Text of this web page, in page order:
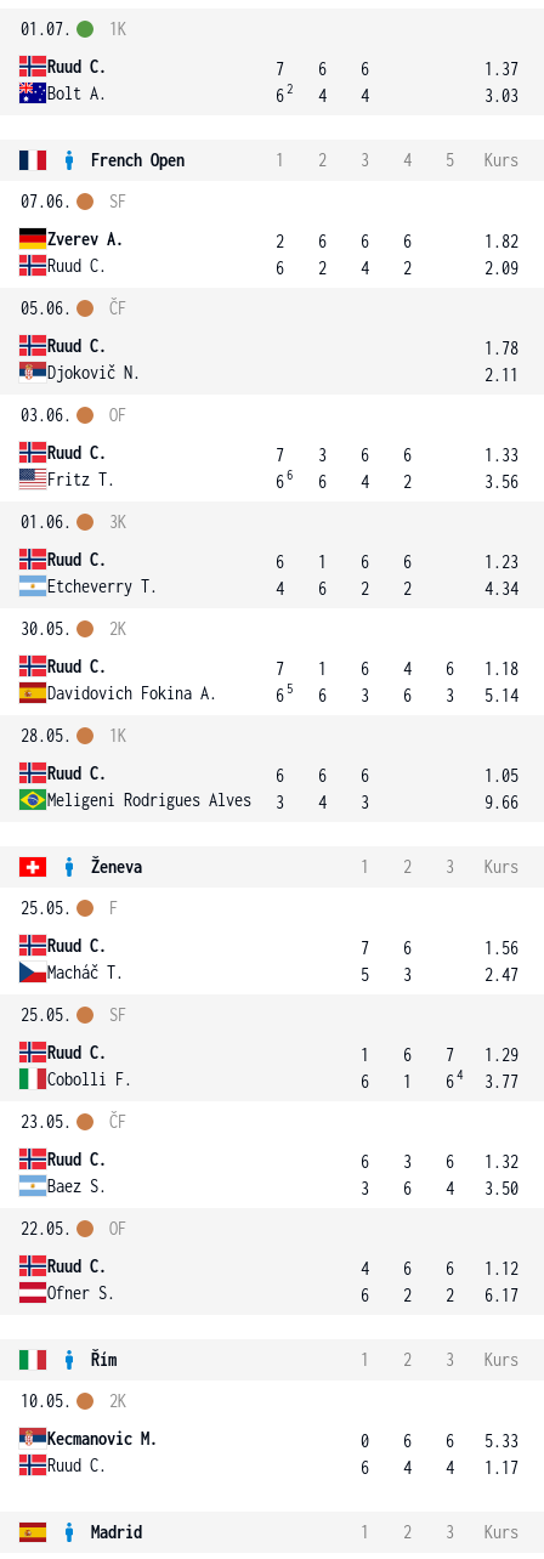
01.07.
Ruud C.
Bolt A.
1K
7
62
6
4
6
4
1.37
3.03
French Open 1 2 3 4 5
Kurs
07.06.
Zverev A.
Ruud C.
SF
2
6
6
2
6
4
6
2
1.82
2.09
05.06.
Ruud C.
Djokovič N.
ČF
1.78
2.11
03.06.
Ruud C.
Fritz T.
OF
7
66
3
6
6
4
6
2
1.33
3.56
01.06.
Ruud C.
Etcheverry T.
3K
6
4
1
6
6
2
6
2
1.23
4.34
30.05.
Ruud C.
Davidovich Fokina A.
2K
7
6 5
1
6
6
3
4
6
6
3
1.18
5.14
28.05.
Ruud C.
Meligeni Rodrigues Alves F.
1K
6
3
6
4
6
3
1.05
9.66
Ženeva 1 2 3
Kurs
25.05.
Ruud C.
Macháč T.
F
7
5
6
3
1.56
2.47
25.05.
Ruud C.
Cobolli F.
SF
1
6
6
1
7
64
1.29
3.77
23.05.
Ruud C.
Baez S.
ČF
6
3
3
6
6
4
1.32
3.50
22.05.
Ruud C.
Ofner S.
OF
4
6
6
2
6
2
1.12
6.17
Řím 1 2 3
Kurs
10.05.
Kecmanovic M.
Ruud C.
2K
0
6
6
4
6
4
5.33
1.17
Madrid 1 2 3
Kurs